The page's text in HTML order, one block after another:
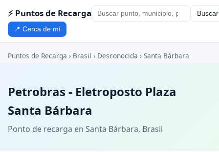
⚡ Puntos de Recarga Buscar
📍 Cerca de mí
Puntos de Recarga › Brasil › Desconocida › Santa Bárbara
Petrobras - Eletroposto Plaza
Santa Bárbara
Ponto de recarga en Santa Bárbara, Brasil